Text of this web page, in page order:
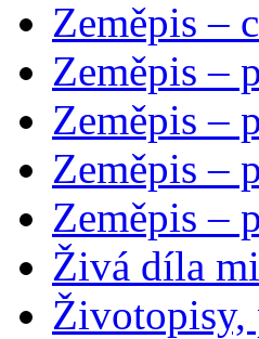
Zeměpis –
Zeměpis –
Zeměpis –
Zeměpis –
Zeměpis –
Živá díla
Životopisy,